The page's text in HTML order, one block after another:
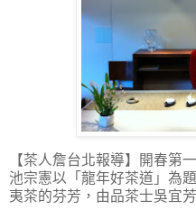
【茶人詹台北報導】
開春第
池宗憲以「龍年好茶道」為
夷茶的芬芳，由品茶士吳宜